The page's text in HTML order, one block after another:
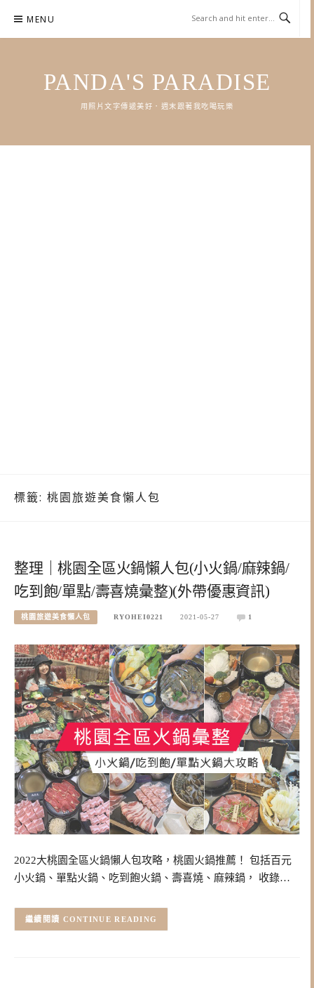
content
MENU
PANDA'S PARADISE
用照片文字傳遞美好．週末跟著我吃喝玩樂
標籤: 桃園旅遊美食懶人包
整理｜桃園全區火鍋懶人包(小火鍋/麻辣鍋/
吃到飽/單點/壽喜燒彙整)(外帶優惠資訊)
桃園旅遊美食懶人包 RYOHEI0221 2021-05-27 1
2022大桃園全區火鍋懶人包攻略，桃園火鍋推薦！ 包括百元
小火鍋、單點火鍋、吃到飽火鍋、壽喜燒、麻辣鍋， 收錄…
CONTINUE READING